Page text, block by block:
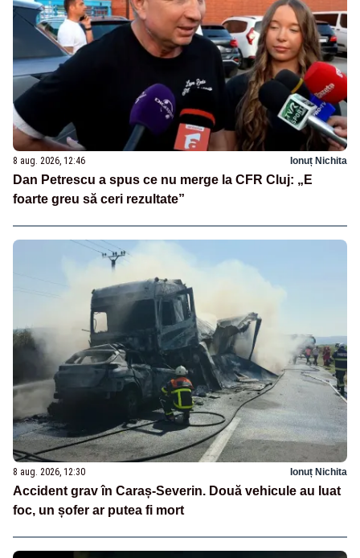
8 aug. 2026, 12:46 Ionuț Nichita
Dan Petrescu a spus ce nu merge la CFR Cluj: „E
foarte greu să ceri rezultate”
8 aug. 2026, 12:30 Ionuț Nichita
Accident grav în Caraș-Severin. Două vehicule au luat
foc, un șofer ar putea fi mort